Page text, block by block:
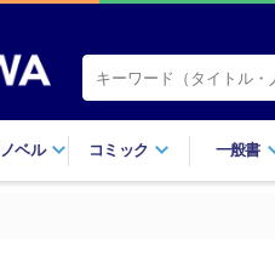
ベル コミック 一般書